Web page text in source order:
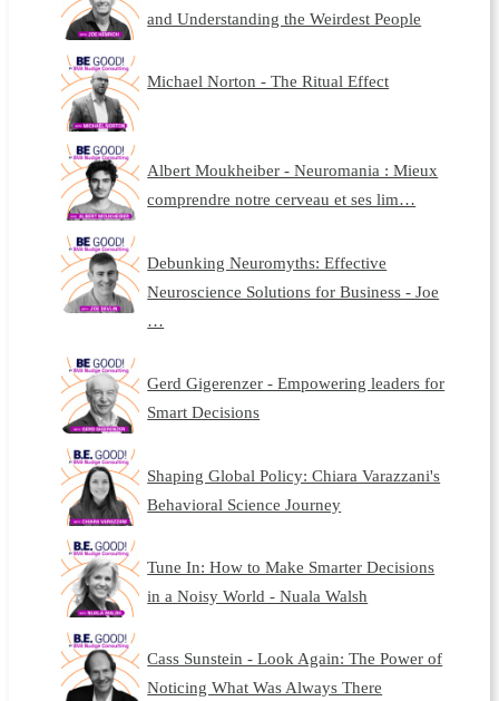
and Understanding the Weirdest People
Michael Norton - The Ritual Effect
Albert Moukheiber - Neuromania : Mieux
comprendre notre cerveau et ses lim…
Debunking Neuromyths: Effective
Neuroscience Solutions for Business - Joe
…
Gerd Gigerenzer - Empowering leaders for
Smart Decisions
Shaping Global Policy: Chiara Varazzani's
Behavioral Science Journey
Tune In: How to Make Smarter Decisions
in a Noisy World - Nuala Walsh
Cass Sunstein - Look Again: The Power of
Noticing What Was Always There